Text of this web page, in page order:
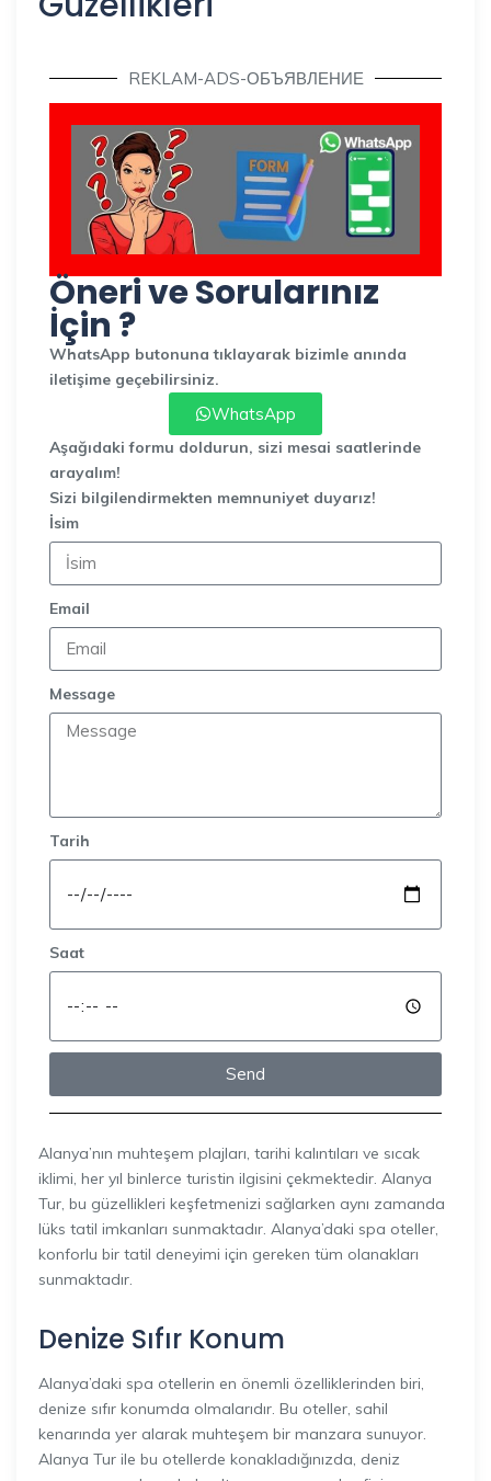
REKLAM-ADS-ОБЪЯВЛЕНИЕ
Öneri ve Sorularınız
İçin ?
WhatsApp butonuna tıklayarak bizimle anında
iletişime geçebilirsiniz.
WhatsApp
Aşağıdaki formu doldurun, sizi mesai saatlerinde
arayalım!
Sizi bilgilendirmekten memnuniyet duyarız!
İsim
Email
Message
Tarih
Saat
Send
Alanya’nın muhteşem plajları, tarihi kalıntıları ve sıcak
iklimi, her yıl binlerce turistin ilgisini çekmektedir. Alanya
Tur, bu güzellikleri keşfetmenizi sağlarken aynı zamanda
lüks tatil imkanları sunmaktadır. Alanya’daki spa oteller,
konforlu bir tatil deneyimi için gereken tüm olanakları
sunmaktadır.
Denize Sıfır Konum
Alanya’daki spa otellerin en önemli özelliklerinden biri,
denize sıfır konumda olmalarıdır. Bu oteller, sahil
kenarında yer alarak muhteşem bir manzara sunuyor.
Alanya Tur ile bu otellerde konakladığınızda, deniz